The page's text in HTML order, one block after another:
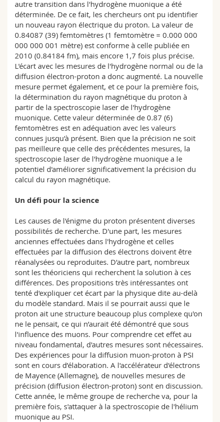
autre transition dans l'hydrogène muonique a été
déterminée. De ce fait, les chercheurs ont pu identifier
un nouveau rayon électrique du proton. La valeur de
0.84087 (39) femtomètres (1 femtomètre = 0.000 000
000 000 001 mètre) est conforme à celle publiée en
2010 (0.84184 fm), mais encore 1,7 fois plus précise.
L'écart avec les mesures de l'hydrogène normal ou de la
diffusion électron-proton a donc augmenté. La nouvelle
mesure permet également, et ce pour la première fois,
la détermination du rayon magnétique du proton à
partir de la spectroscopie laser de l'hydrogène
muonique. Cette valeur déterminée de 0.87 (6)
femtomètres est en adéquation avec les valeurs
connues jusqu'à présent. Bien que la précision ne soit
pas meilleure que celle des précédentes mesures, la
spectroscopie laser de l'hydrogène muonique a le
potentiel d'améliorer significativement la précision du
calcul du rayon magnétique.
Un défi pour la science
Les causes de l'énigme du proton présentent diverses
possibilités de recherche. D'une part, les mesures
anciennes effectuées dans l'hydrogène et celles
effectuées par la diffusion des électrons doivent être
réanalysées ou reproduites. D'autre part, nombreux
sont les théoriciens qui recherchent la solution à ces
différences. Des propositions très intéressantes ont
tenté d'expliquer cet écart par la physique dite au-delà
du modèle standard. Mais il se pourrait aussi que le
proton ait une structure beaucoup plus complexe qu'on
ne le pensait, ce qui n’aurait été démontré que sous
l'influence des muons. Pour comprendre cet effet au
niveau fondamental, d'autres mesures sont nécessaires.
Des expériences pour la diffusion muon-proton à PSI
sont en cours d’élaboration. A l'accélérateur d'électrons
de Mayence (Allemagne), de nouvelles mesures de
précision (diffusion électron-proton) sont en discussion.
Cette année, le même groupe de recherche va, pour la
première fois, s'attaquer à la spectroscopie de l'hélium
muonique au PSI.